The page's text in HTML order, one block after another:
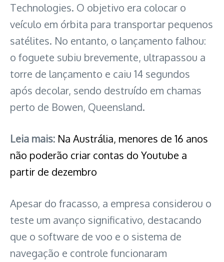
Technologies. O objetivo era colocar o
veículo em órbita para transportar pequenos
satélites. No entanto, o lançamento falhou:
o foguete subiu brevemente, ultrapassou a
torre de lançamento e caiu 14 segundos
após decolar, sendo destruído em chamas
perto de Bowen, Queensland.
Leia mais: Na Austrália, menores de 16 anos
não poderão criar contas do Youtube a
partir de dezembro
Apesar do fracasso, a empresa considerou o
teste um avanço significativo, destacando
que o software de voo e o sistema de
navegação e controle funcionaram